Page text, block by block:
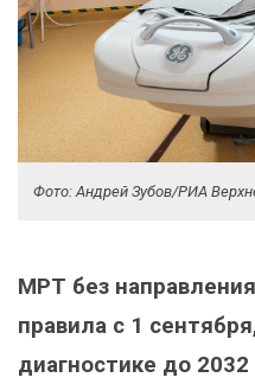
Фото: Андрей Зубов/РИА
МРТ без
правила с 1
диагностике до 2032